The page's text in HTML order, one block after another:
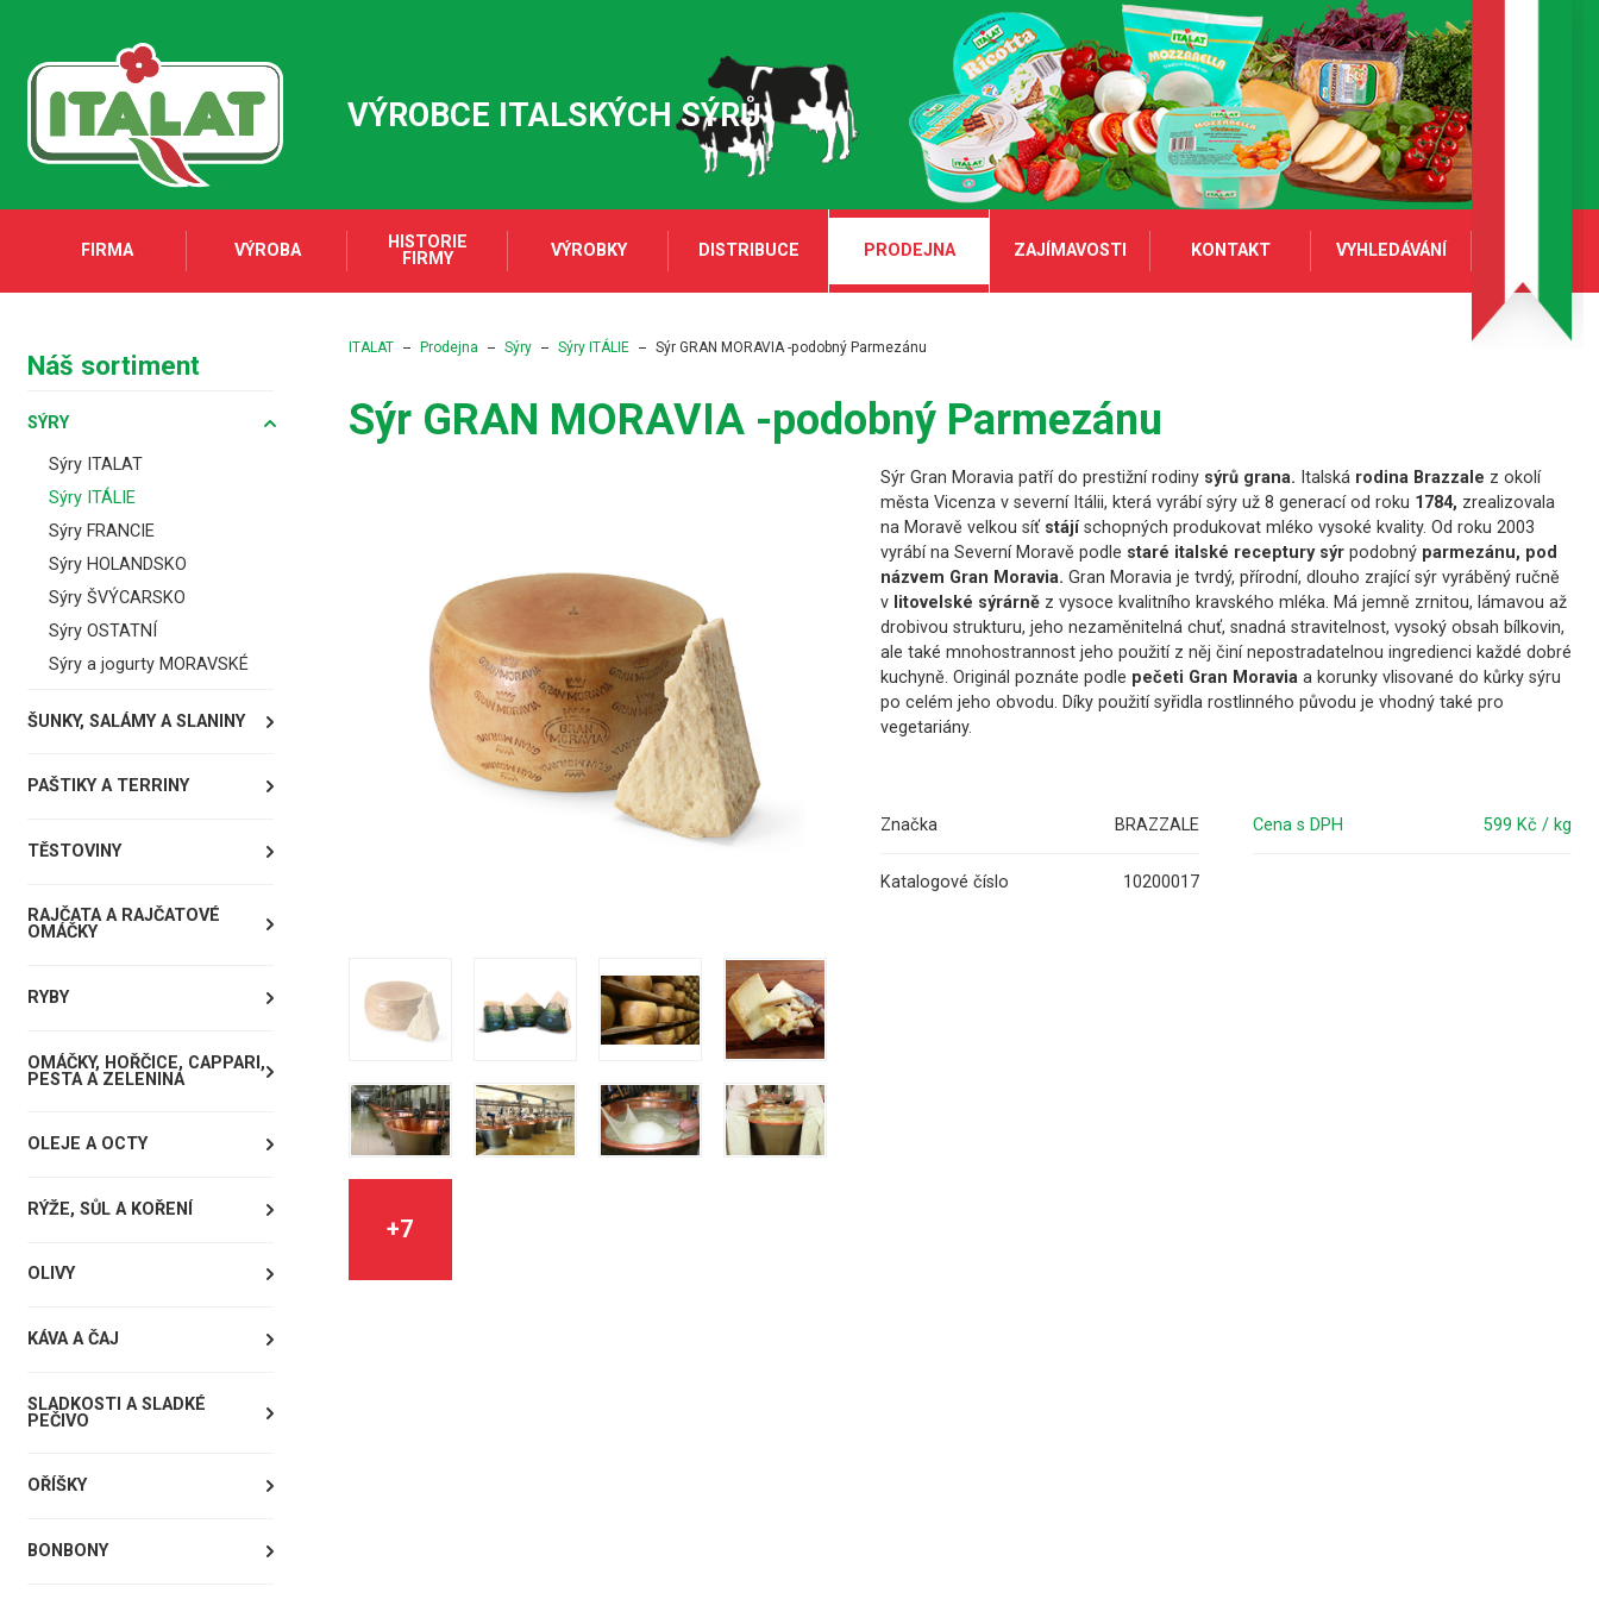
VÝROBCE ITALSKÝCH SÝRŮ
FIRMA VÝROBA
HISTORIE
FIRMY
VÝROBKY DISTRIBUCE PRODEJNA ZAJÍMAVOSTI KONTAKT VYHLEDÁVÁNÍ
Náš sortiment
SÝRY
Sýry ITALAT
Sýry ITÁLIE
Sýry FRANCIE
Sýry HOLANDSKO
Sýry ŠVÝCARSKO
Sýry OSTATNÍ
Sýry a jogurty MORAVSKÉ
ŠUNKY, SALÁMY A SLANINY
PAŠTIKY A TERRINY
TĚSTOVINY
RAJČATA A RAJČATOVÉ
OMÁČKY
RYBY
OMÁČKY, HOŘČICE, CAPPARI,
PESTA A ZELENINA
OLEJE A OCTY
RÝŽE, SŮL A KOŘENÍ
OLIVY
KÁVA A ČAJ
SLADKOSTI A SLADKÉ
PEČIVO
OŘÍŠKY
BONBONY
ITALAT Prodejna Sýry Sýry ITÁLIE Sýr GRAN MORAVIA -podobný Parmezánu
Sýr GRAN MORAVIA -podobný Parmezánu
Sýr Gran Moravia patří do prestižní rodiny sýrů grana. Italská rodina Brazzale z okolí
města Vicenza v severní Itálii, která vyrábí sýry už 8 generací od roku 1784, zrealizovala
na Moravě velkou síť stájíschopných produkovat mléko vysoké kvality. Od roku 2003
vyrábí na Severní Moravě podle staré italské receptury sýr podobný parmezánu, pod
názvem Gran Moravia. Gran Moravia je tvrdý, přírodní, dlouho zrající sýr vyráběný ručně
v litovelské sýrárně z vysoce kvalitního kravského mléka. Má jemně zrnitou, lámavou až
drobivou strukturu, jeho nezaměnitelná chuť, snadná stravitelnost, vysoký obsah bílkovin,
ale také mnohostrannost jeho použití z něj činí nepostradatelnou ingredienci každé dobré
kuchyně. Originál poznáte podle pečeti Gran Moravia a korunky vlisované do kůrky sýru
po celém jeho obvodu. Díky použití syřidla rostlinného původu je vhodný také pro
vegetariány.
Značka BRAZZALE
Katalogové číslo 10200017
Cena s DPH 599 Kč / kg
+7